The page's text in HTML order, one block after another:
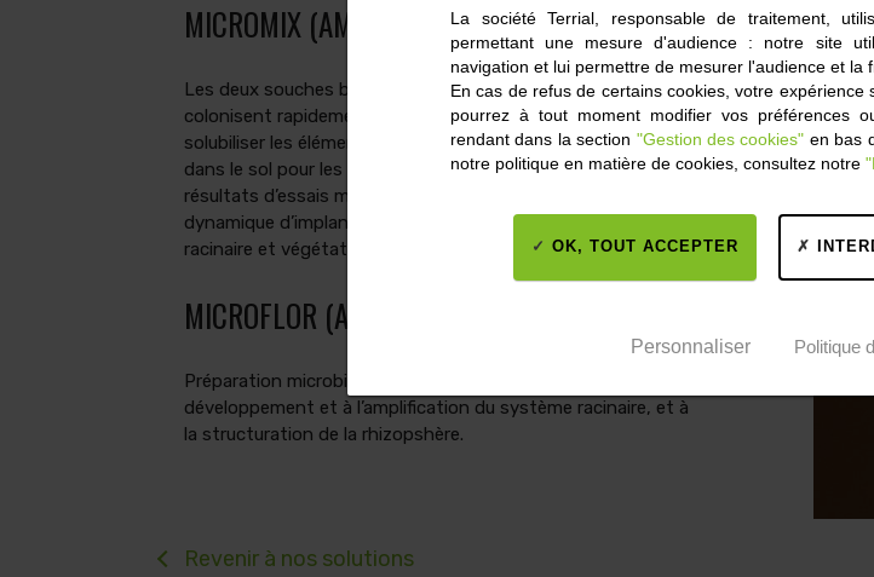
MICROMIX (AMM n° 1180192)
Les deux souches bactériennes présentes dans MICROMIX
colonisent rapidement la rhizosphère et contribuent à
solubiliser les éléments minéraux (phosphore, fer) présents
dans le sol pour les rendre disponibles à la plante. Les
résultats d’essais montrent également une meilleure
dynamique d’implantation et un meilleur développement
racinaire et végétatif.
MICROFLOR (AMM n° 1140013)
Préparation microbienne homologuée qui contribue au
développement et à l’amplification du système racinaire, et à
la structuration de la rhizopshère.
Revenir à nos solutions
La société Terrial, responsable de traitement,
permettant une mesure d'audience : notre site
navigation et lui permettre de mesurer l'audience et la
En cas de refus de certains cookies, votre
pourrez à tout moment modifier vos préférences
rendant dans la section "Gestion des cookies" en bas
notre politique en matière de cookies, consultez notre
OK, TOUT ACCEPTER
Personnaliser Politique